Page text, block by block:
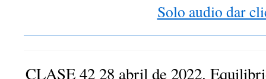
Solo audio dar
CLASE 42 28 abril de 2022.